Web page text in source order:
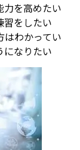
力を高めたい
習をしたい
はわかってい
になりたい